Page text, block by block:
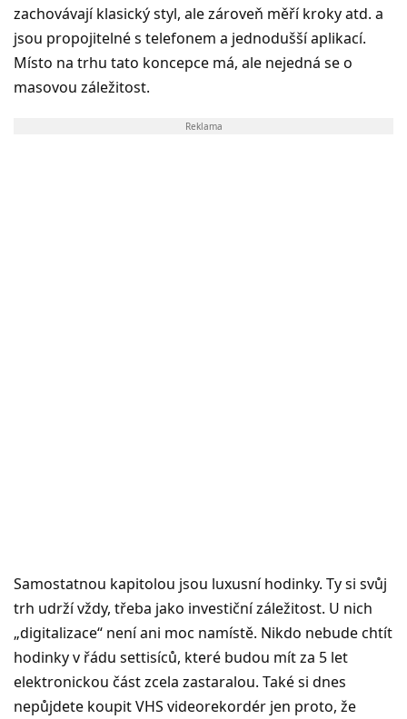
zachovávají klasický styl, ale zároveň měří kroky atd. a
jsou propojitelné s telefonem a jednodušší aplikací.
Místo na trhu tato koncepce má, ale nejedná se o
masovou záležitost.
Reklama
Samostatnou kapitolou jsou luxusní hodinky. Ty si svůj
trh udrží vždy, třeba jako investiční záležitost. U nich
„digitalizace“ není ani moc namístě. Nikdo nebude chtít
hodinky v řádu settisíců, které budou mít za 5 let
elektronickou část zcela zastaralou. Také si dnes
nepůjdete koupit VHS videorekordér jen proto, že